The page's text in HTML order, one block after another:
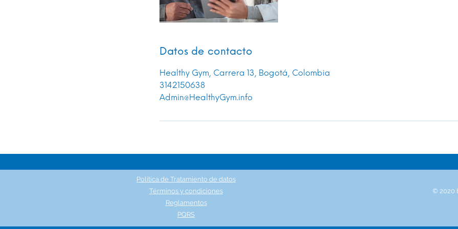
Datos de contacto
Healthy Gym, Carrera 13, Bogotá, Colombia
3142150638
Admin@HealthyGym.info
Política de Tratamiento de datos
Términos y condiciones
© 2020
Reglamentos
PQRS